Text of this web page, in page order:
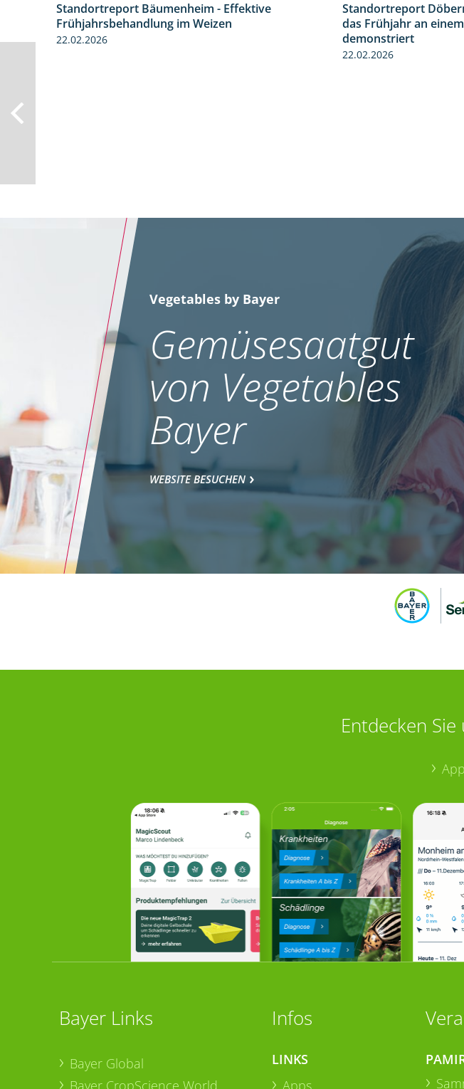
Standortreport Bäumenheim - Effektive
Frühjahrsbehandlung im Weizen
22.02.2026
Standortreport
das Frühjahr an
demonstriert
22.02.2026
Vegetables by Bayer
Gemüsesaatgut
von Vegetables
Bayer
WEBSITE BESUCHEN
Entdecken
Bayer Links
Bayer Global
Bayer CropScience World
Infos
LINKS
Apps